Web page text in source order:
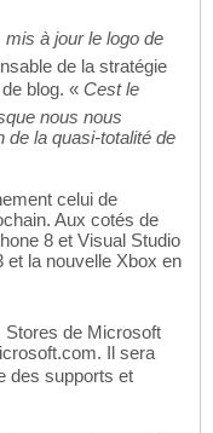
mis à jour le logo de
de la stratégie
blog. « Cest le
nous nous
de la quasi-totalité de
celui de
Aux cotés de
8 et Visual Studio
et la nouvelle Xbox en
Stores de Microsoft
Il sera
des supports et